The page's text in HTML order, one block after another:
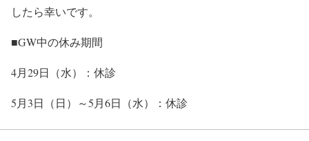
したら幸いです。
■GW中の休み期間
4月29日（水）：休診
5月3日（日）～5月6日（水）：休診